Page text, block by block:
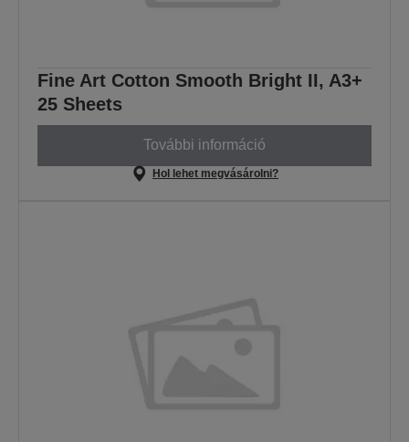
Fine Art Cotton Smooth Bright II, A3+
25 Sheets
További információ
Hol lehet megvásárolni?